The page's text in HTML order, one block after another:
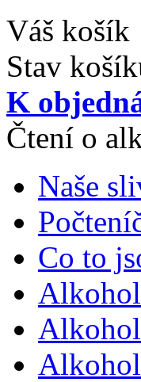
Váš košík
Stav
K
Čtení o
Naše
Co to